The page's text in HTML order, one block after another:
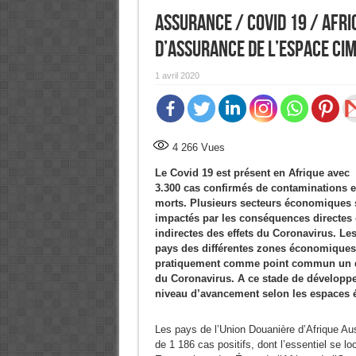
ASSURANCE / COVID 19 /
d’assurance de l’espace
1 avril 2020
4 266Vues
Le Covid 19 est présent en Afrique avec
3.300 cas confirmés de contaminations
morts. Plusieurs secteurs économiques
impactés par les conséquences directes
indirectes des effets du Coronavirus. Les
pays des différentes zones
pratiquement comme point commun un
du Coronavirus. A ce stade de
niveau d’avancement selon les
Les pays de l’Union Douanière d’Afrique
de 1 186 cas positifs, dont l’essentiel se